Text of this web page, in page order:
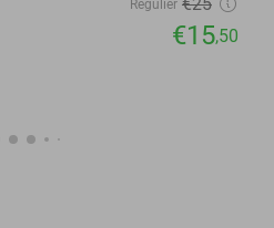
Regulier
€15,50